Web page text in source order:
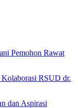
Pemohon Rawat
Kolaborasi RSUD dr.
dan Aspirasi